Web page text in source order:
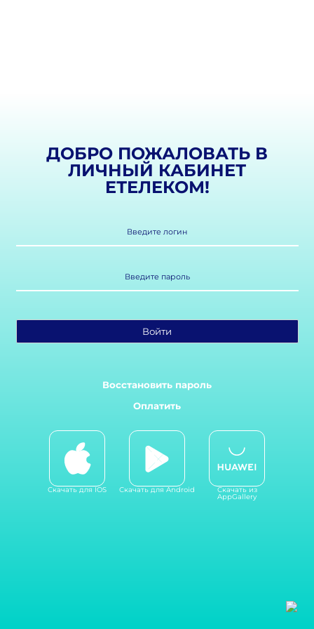
ДОБРО ПОЖАЛОВАТЬ В
ЛИЧНЫЙ КАБИНЕТ
EТЕЛЕКОМ!
Войти
Восстановить пароль
Оплатить
Скачать для IOS Скачать для Android Скачать из
AppGallery